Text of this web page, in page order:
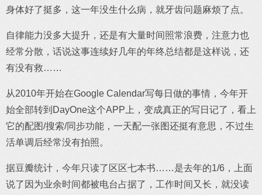
身体好了挺多，这一年没生什么病，就牙齿问题麻烦了点。
自律能力没多大提升，还是有大量时间照常浪费，注意力也
经常分散，话说这事连续好几年的年终总结都是这样说，还
有没有救……
从2010年开始在Google Calendar写每日做的事情，今年开
始全部转到DayOne这个APP上，变成真正的写日记了，看上
它的配图/搜索/同步功能，一天配一张图还挺有意思，不过生
活单调后经常没有拍照。
据豆瓣统计，今年只读了区区七本书……是去年的1/6，上面
说了因为业余时间都被电台占据了，工作时间又长，就没读